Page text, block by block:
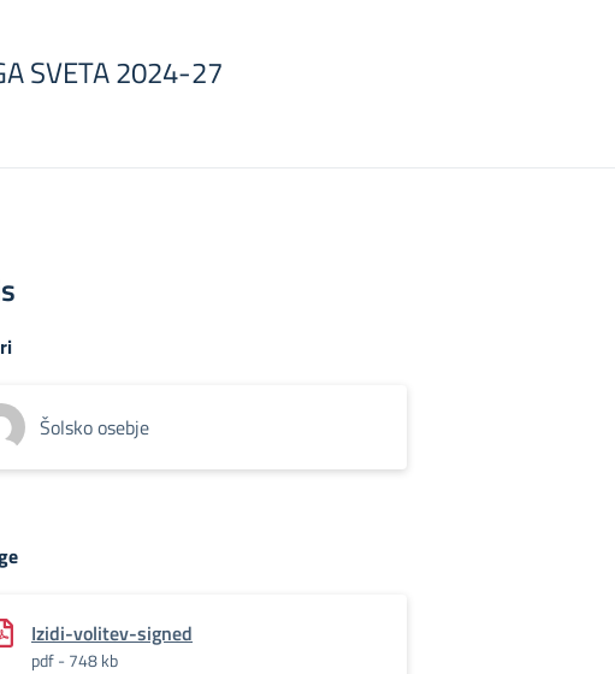
SVETA 2024-27
Šolsko osebje
Izidi-volitev-signed
pdf - 748 kb